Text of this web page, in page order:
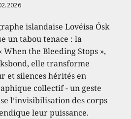
islandaise Lovéisa Ósk
un tabou tenace : la
When the Bleeding Stops »,
elle transforme
et silences hérités en
collectif - un geste
l’invisibilisation des corps
leur puissance.